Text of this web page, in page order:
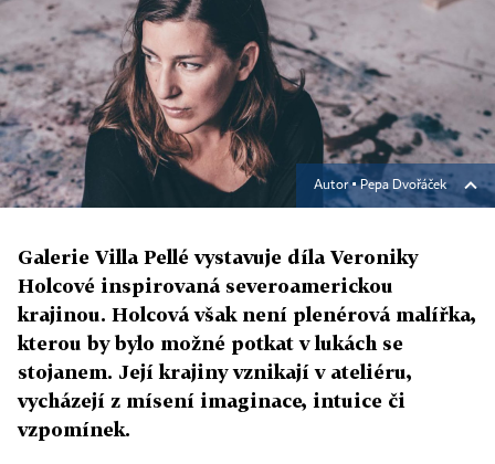
Autor ▪Pepa Dvořáček
Galerie Villa Pellé vystavuje díla Veroniky
Holcové inspirovaná severoamerickou
krajinou. Holcová však není plenérová malířka,
kterou by bylo možné potkat v lukách se
stojanem. Její krajiny vznikají v ateliéru,
vycházejí z mísení imaginace, intuice či
vzpomínek.